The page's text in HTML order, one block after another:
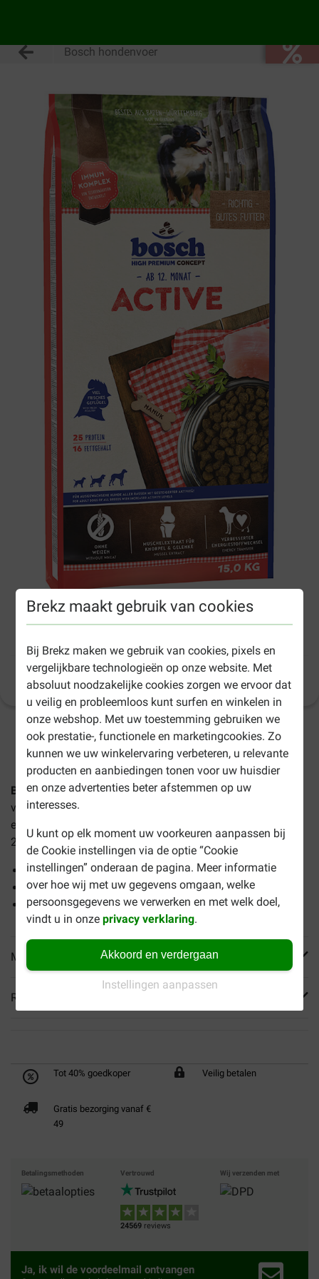
Brekz maakt gebruik van cookies
Bij Brekz maken we gebruik van cookies, pixels en
vergelijkbare technologieën op onze website. Met
absoluut noodzakelijke cookies zorgen we ervoor dat
u veilig en probleemloos kunt surfen en winkelen in
onze webshop. Met uw toestemming gebruiken we
ook prestatie-, functionele en marketingcookies. Zo
kunnen we uw winkelervaring verbeteren, u relevante
producten en aanbiedingen tonen voor uw huisdier
en onze advertenties beter afstemmen op uw
interesses.
U kunt op elk moment uw voorkeuren aanpassen bij
de Cookie instellingen via de optie “Cookie
instellingen” onderaan de pagina. Meer informatie
over hoe wij met uw gegevens omgaan, welke
persoonsgegevens we verwerken en met welk doel,
vindt u in onzeprivacy verklaring.
Akkoord en verdergaan
Instellingen aanpassen
Bosch hondenvoer
(18) Productinformatie
1-3 werkdagen levertijd, tenzij anders aangegeven
Bosch Active hondenvoeris een volledige hondenvoeding
voor volwassen honden met een verhoogde
energiebehoefte (waakhonden, sporthonden). Het bevat
25% vers gevogelte en is tarwevrij. Het voer draagt bij aan:
een goede conditie
een gezonde darmflora
een gezond immuunsysteem
Meer informatie
Reviews
Tot 40% goedkoper Veilig betalen
Gratis bezorging vanaf €
49
Betalingsmethoden Vertrouwd
24569 reviews
Wij verzenden met
Ja, ik wil de voordeelmail ontvangen